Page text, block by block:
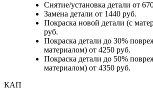
Снятие/установка детали от
Замена детали от 1440 руб.
Покраска новой детали (с
руб.
Покраска детали до 30%
материалом) от 4250 руб.
Покраска детали до 50%
материалом) от 4350 руб.
КАП